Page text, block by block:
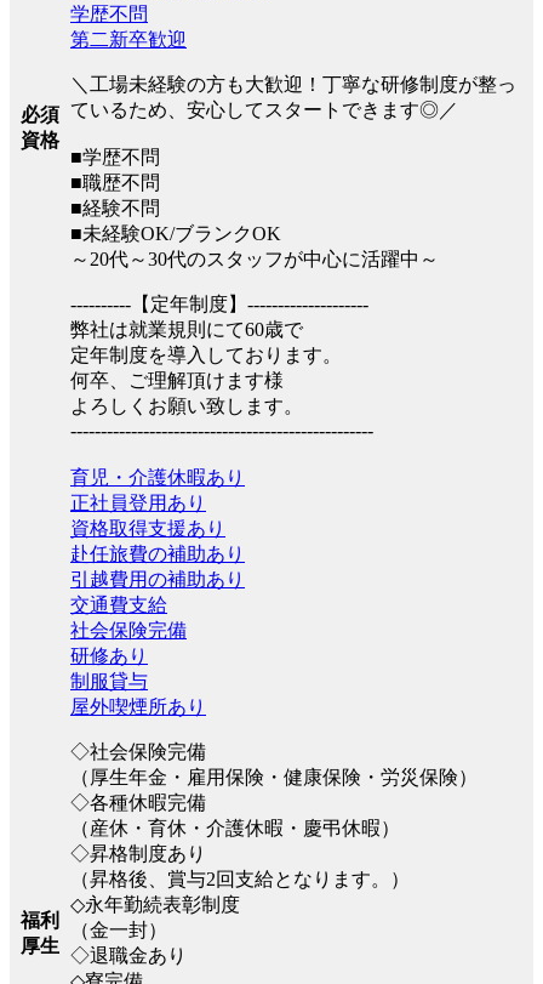
必須
資格
学歴不問
第二新卒歓迎
＼工場未経験の方も大歓迎！丁寧な研修制度が整っ
ているため、安心してスタートできます◎／
■学歴不問
■職歴不問
■経験不問
■未経験OK/ブランクOK
～20代～30代のスタッフが中心に活躍中～
----------【定年制度】--------------------
弊社は就業規則にて60歳で
定年制度を導入しております。
何卒、ご理解頂けます様
よろしくお願い致します。
--------------------------------------------------
福利
厚生
育児・介護休暇あり
正社員登用あり
資格取得支援あり
赴任旅費の補助あり
引越費用の補助あり
交通費支給
社会保険完備
研修あり
制服貸与
屋外喫煙所あり
◇社会保険完備
（厚生年金・雇用保険・健康保険・労災保険）
◇各種休暇完備
（産休・育休・介護休暇・慶弔休暇）
◇昇格制度あり
（昇格後、賞与2回支給となります。）
◇永年勤続表彰制度
（金一封）
◇退職金あり